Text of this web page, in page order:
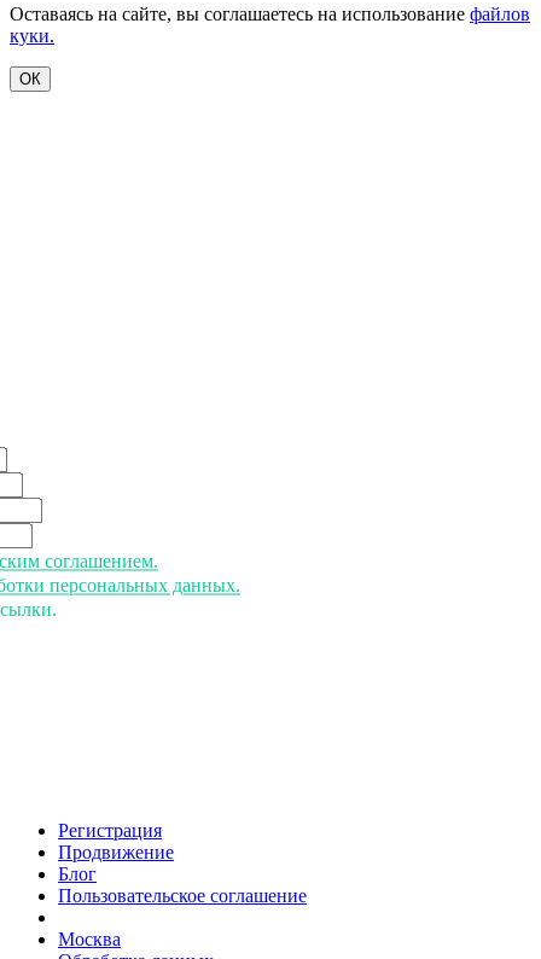
Оставаясь на сайте, вы соглашаетесь на использование файлов
куки.
ОК
соглашением.
персональных данных.
Регистрация
Продвижение
Блог
Пользовательское соглашение
Москва